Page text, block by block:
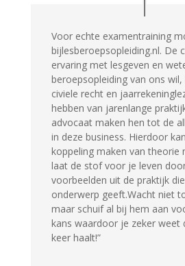
Voor echte examentraining
bijlesberoepsopleiding.nl. De
ervaring met lesgeven en
beroepsopleiding van ons
civiele recht en
hebben van jarenlange
advocaat maken hen tot de
in deze business. Hierdoor
koppeling maken van theorie
laat de stof voor je leven
voorbeelden uit de praktijk
onderwerp geeft.Wacht niet
maar schuif al bij hem aan
kans waardoor je zeker weet
keer haalt!”